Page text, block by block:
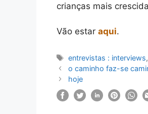
crianças mais
Vão estar aqui.
Etiquetas
entrevistas : interviews,
o caminho faz-se
hoje